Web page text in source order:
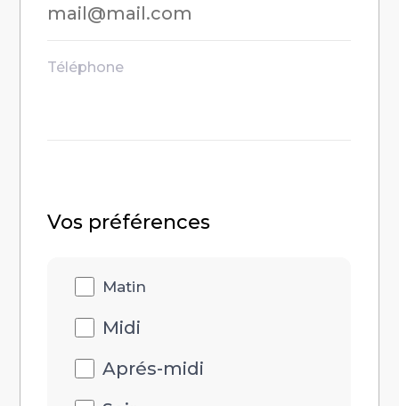
Téléphone
Vos préférences
heure
Matin
Midi
Aprés-midi